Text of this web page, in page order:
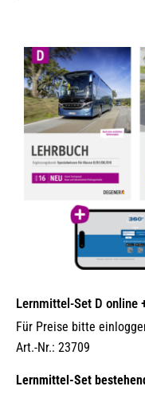
Lernmittel-Set D online
Für Preise bitte
Art.-Nr.: 23709
Lernmittel-Set